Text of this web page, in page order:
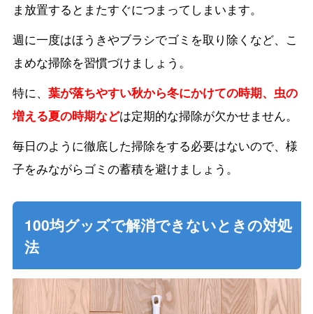
ま放置するとまたすぐにつまってしまいます。
週に一度はほうきやブラシでゴミを取り除くなど、こ
まめな掃除を習慣づけましょう。
特に、 葉が落ちやすい秋から冬にかけての時期、虫の
増える夏の時期などは定期的な掃除が欠かせません。
毎日のように徹底した掃除をする必要はないので、様
子をみながらゴミの蓄積を避けましょう。
100均グッズで解消できないときの対処
法